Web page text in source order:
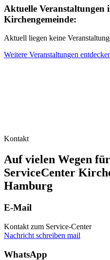
Aktuelle Veranstaltungen
Kirchengemeinde:
Aktuell liegen keine
Weitere Veranstaltungen
Kontakt
Auf vielen Wegen
ServiceCenter
Hamburg
E-Mail
Kontakt zum Service-Center
Nachricht schreiben mail
WhatsApp